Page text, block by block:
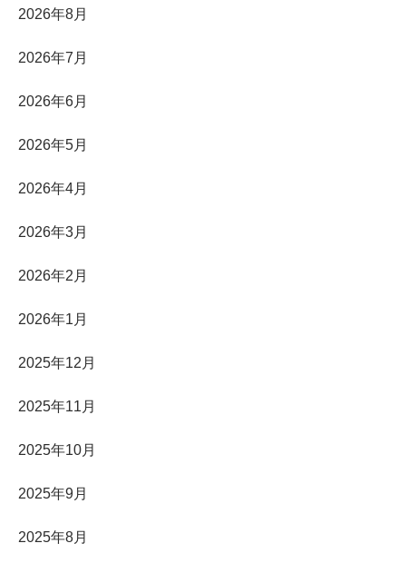
2026年8月
2026年7月
2026年6月
2026年5月
2026年4月
2026年3月
2026年2月
2026年1月
2025年12月
2025年11月
2025年10月
2025年9月
2025年8月